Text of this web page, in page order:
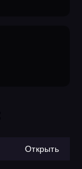
Открыть